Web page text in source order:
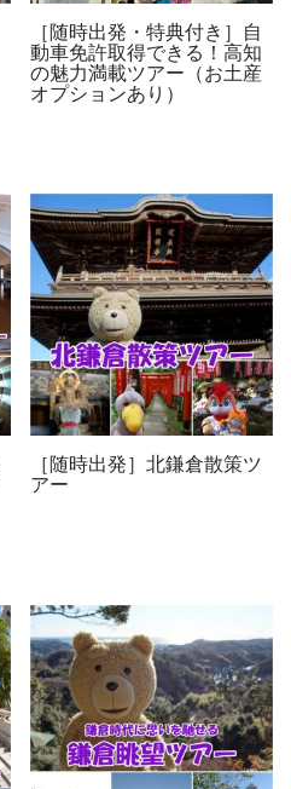
［随時出発・特典付き］自
動車免許取得できる！高知
の魅力満載ツアー（お土産
オプションあり）
［随時出発］北鎌倉散策ツ
アー